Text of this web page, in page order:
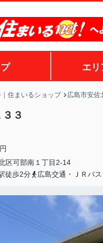
プ エリ
住まいるショップ 広島市安佐
３
区可部南 １丁目2-14
徒歩2分
広島交通・ＪＲバ